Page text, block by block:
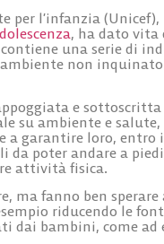
per l’infanzia
, ha dato vita
contiene una serie di
non inquinato
e sottoscritta
su ambiente e salute,
garantire loro, entro
poter andare a
attività fisica.
ma fanno ben
riducendo le
bambini, come ad